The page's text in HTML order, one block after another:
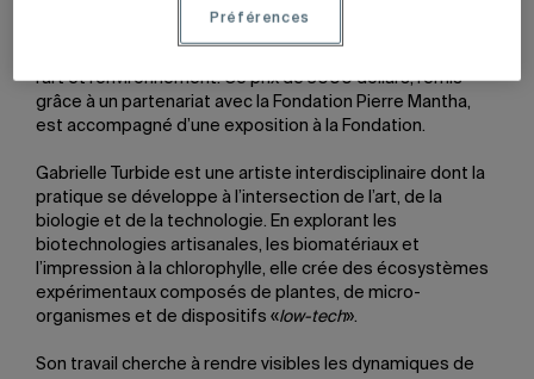
L’étudiante à la maîtrise en arts visuels et médiatiques
l’art et l’environnement. Ce prix de 3000 dollars, remis
grâce à un partenariat avec la Fondation Pierre Mantha,
est accompagné d’une exposition à la Fondation.
Gabrielle Turbide est une artiste interdisciplinaire dont la
pratique se développe à l’intersection de l’art, de la
biologie et de la technologie. En explorant les
biotechnologies artisanales, les biomatériaux et
l’impression à la chlorophylle, elle crée des écosystèmes
expérimentaux composés de plantes, de micro-
organismes et de dispositifs «low-tech».
Son travail cherche à rendre visibles les dynamiques de
Préférences